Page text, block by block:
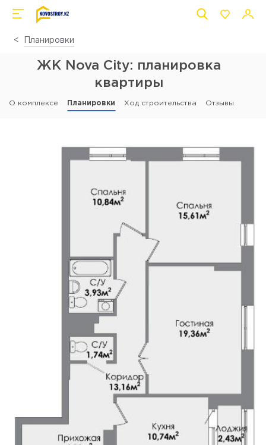
Планировки
ЖК Nova City: планировка
квартиры
О комплексе Планировки Ход строительства Отзывы